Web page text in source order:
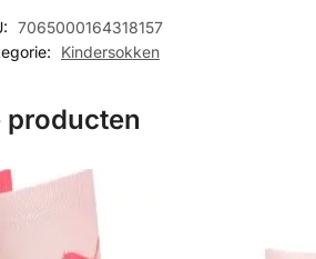
7065000164318157
Kindersokken
producten